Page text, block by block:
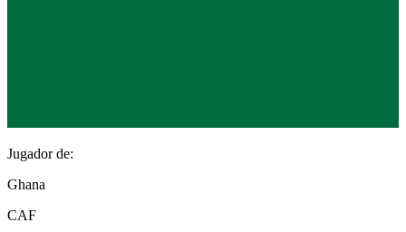
Jugador de:
Ghana
CAF